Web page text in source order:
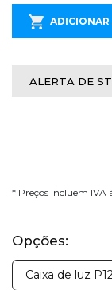
ADICIONAR
ALERTA DE
* Preços incluem IVA
Opções:
Caixa de luz